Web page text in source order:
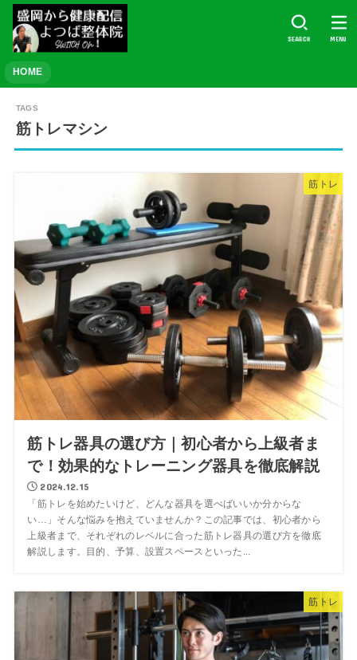
HOME
SEARCH MENU
筋トレマシン
筋トレ
筋トレ器具の選び方｜初心者から上級者ま
で！効果的なトレーニング器具を徹底解説
2024.12.15
「筋トレを始めたいけど、どんな器具を選べばいいか分からな
い…」そんな悩みを抱えていませんか？この記事では、初心者から
上級者まで、それぞれのレベルに合った筋トレ器具の選び方を徹底
解説します。目的、予算、設置スペースといった...
筋トレ